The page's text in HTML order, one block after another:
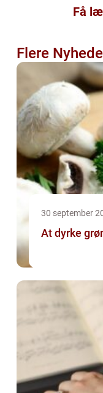
Få
Flere
30 september
At dyrke